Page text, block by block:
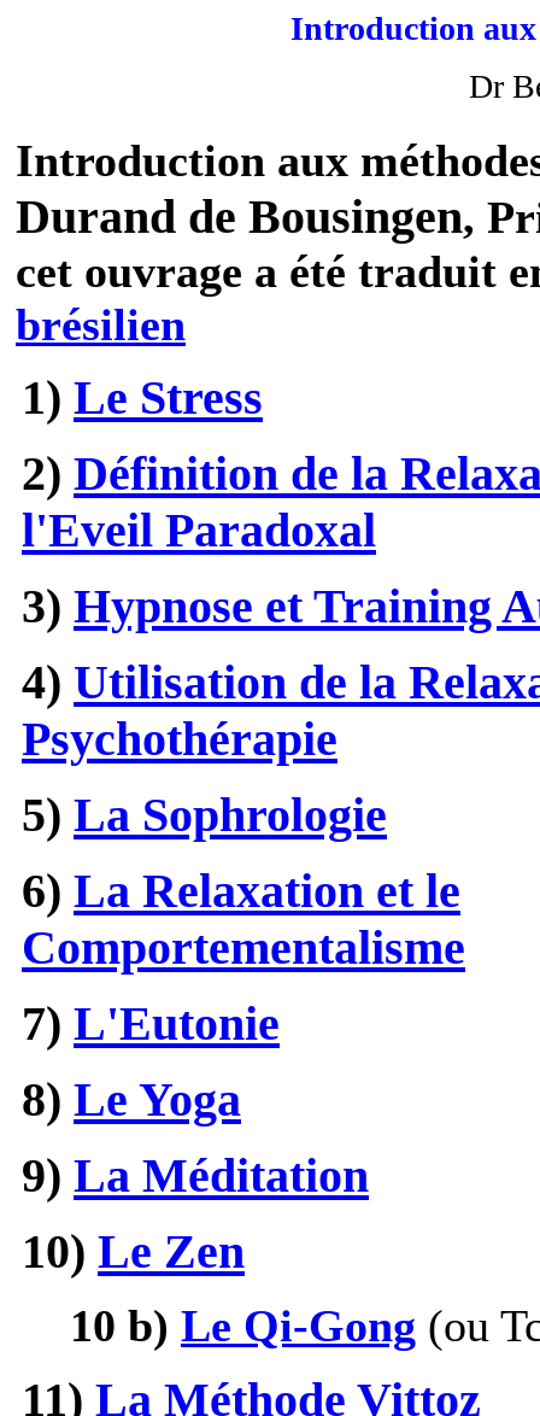
Introduction aux
Dr
Introduction aux
Durand de Bousingen,
cet ouvrage a été traduit
brésilien
1) Le Stress
2) Définition de la
l'Eveil Paradoxal
3) Hypnose et Training
4) Utilisation de la
Psychothérapie
5) La Sophrologie
6) La Relaxation et le
Comportementalisme
7) L'Eutonie
8) Le Yoga
9) La Méditation
10) Le Zen
10 b) Le Qi-Gong (ou
11) La Méthode Vittoz